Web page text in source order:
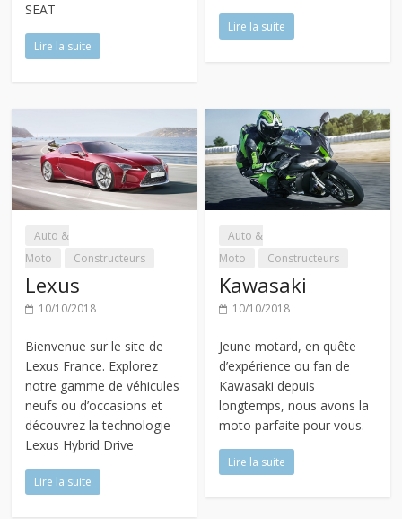
SEAT
Lire la suite
Lire la suite
Auto &
Moto
Constructeurs
Lexus
10/10/2018
Bienvenue sur le site de
Lexus France. Explorez
notre gamme de véhicules
neufs ou d’occasions et
découvrez la technologie
Lexus Hybrid Drive
Lire la suite
Auto &
Moto
Constructeurs
Kawasaki
10/10/2018
Jeune motard, en quête
d’expérience ou fan de
Kawasaki depuis
longtemps, nous avons la
moto parfaite pour vous.
Lire la suite